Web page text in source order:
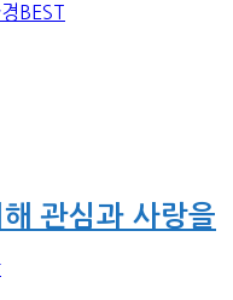
BEST
관심과 사랑을